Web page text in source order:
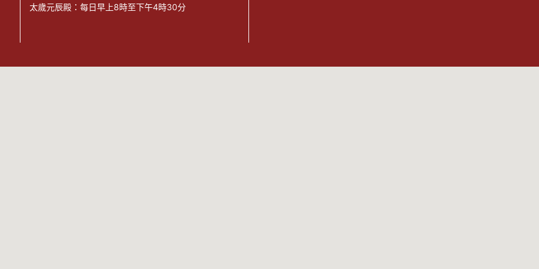
太歲元辰殿：每日早上8時至下午4時30分